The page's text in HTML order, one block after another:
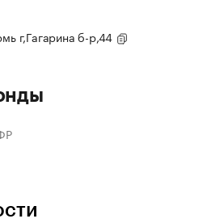
г,Гагарина б-р,44